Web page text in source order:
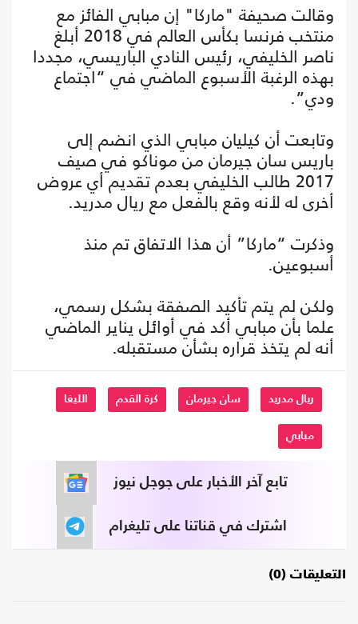
وقالت صحيفة "ماركا" إن مبابي الفائز مع
منتخب فرنسا بكأس العالم في 2018 أبلغ
ناصر الخليفي، رئيس النادي الباريسي، مجددا
بهذه الرغبة الأسبوع الماضي في “اجتماع
ودي”.
وتابعت أن كيليان مبابي الذي انضم إلى
باريس سان جيرمان من موناكو في صيف
2017 طالب الخليفي بعدم تقديم أي عروض
أخرى له لأنه وقع بالفعل مع ريال مدريد.
وذكرت “ماركا” أن هذا الاتفاق تم منذ
أسبوعين.
ولكن لم يتم تأكيد الصفقة بشكل رسمي،
علما بأن مبابي أكد في أوائل يناير الماضي
أنه لم يتخذ قراره بشأن مستقبله.
ريال مدريد سان جيرمان كرة القدم الليغا
مبابي
تابع آخر الأخبار على جوجل نيوز
اشترك في قناتنا على تليغرام
التعليقات (0)